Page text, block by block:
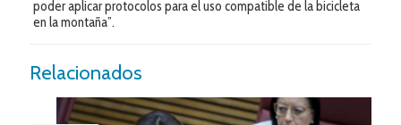
poder aplicar protocolos para el uso compatible de la bicicleta
en la montaña”.
Relacionados